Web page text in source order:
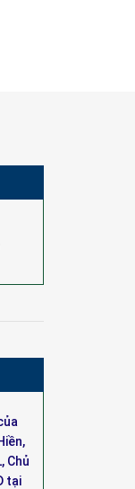
Chủ
tại